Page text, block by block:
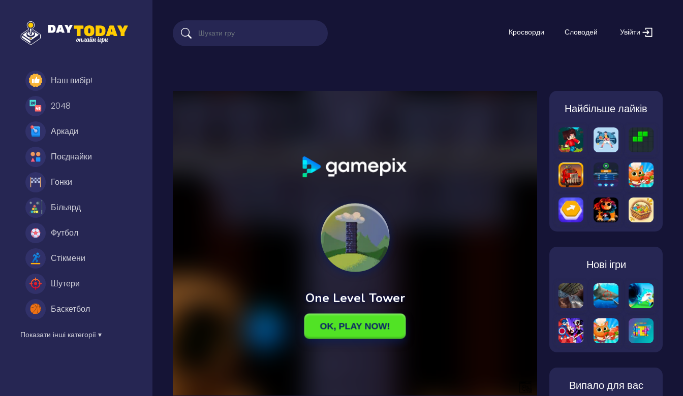
Наш вибір!
2048
Аркади
Поєднайки
Гонки
Більярд
Футбол
Стікмени
Шутери
Баскетбол
Показати інші категорії ▾
Кросворди Словодей Увійти
Найбільше лайків
Нові ігри
Випало для вас